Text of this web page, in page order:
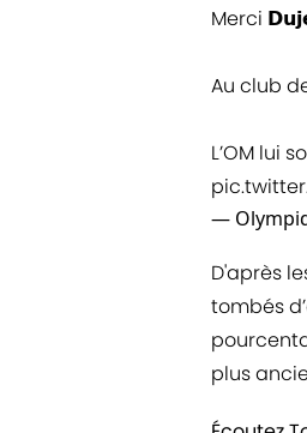
Merci
Au club
L’OM lui
—
D'après
tombés
plus